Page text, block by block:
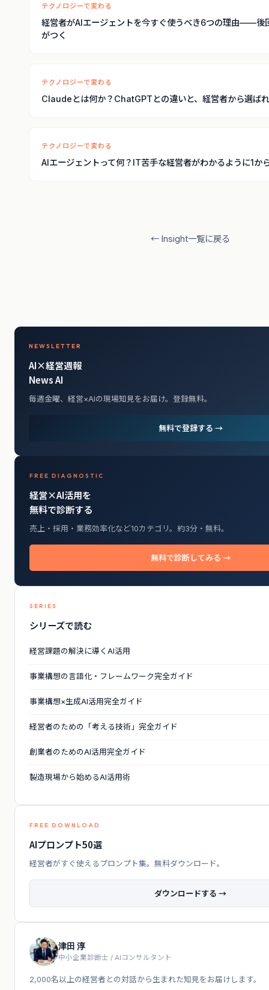
テクノロジーで変わる
経営者がAIエージェントを今すぐ使うべき6つの理由——後
がつく
テクノロジーで変わる
Claudeとは何か？ChatGPTとの違いと、経営者から選ば
テクノロジーで変わる
AIエージェントって何？IT苦手な経営者がわかるように1か
← Insight一覧に戻る
NEWSLETTER
AI×経営週報
News AI
毎週金曜、経営×AIの現場知見をお届け。登録無料。
無料で登録する →
FREE DIAGNOSTIC
経営×AI活用を
無料で診断する
売上・採用・業務効率化など10カテゴリ。約3分・無料。
無料で診断してみる →
SERIES
シリーズで読む
経営課題の解決に導くAI活用
事業構想の言語化・フレームワーク完全ガイド
事業構想×生成AI活用完全ガイド
経営者のための「考える技術」完全ガイド
創業者のためのAI活用完全ガイド
製造現場から始めるAI活用術
FREE DOWNLOAD
AIプロンプト50選
経営者がすぐ使えるプロンプト集。無料ダウンロード。
ダウンロードする →
津田 淳
中小企業診断士 / AIコンサルタント
2,000名以上の経営者との対話から生まれた知見をお届けします。